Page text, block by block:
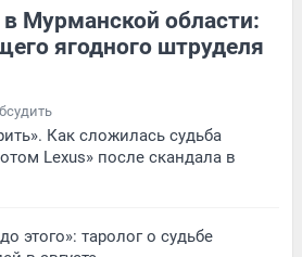
Мурманской области:
ягодного штруделя
Как сложилась судьба
Lexus» после скандала в
этого»: таролог о судьбе